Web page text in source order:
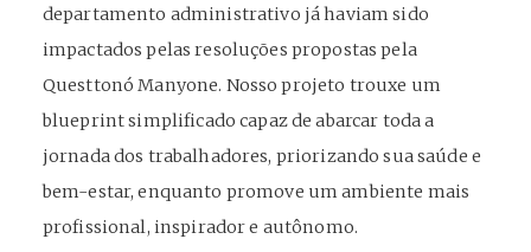
departamento administrativo já haviam sido
impactados pelas resoluções propostas pela
Questtonó Manyone. Nosso projeto trouxe um
blueprint simplificado capaz de abarcar toda a
jornada dos trabalhadores, priorizando sua saúde e
bem-estar, enquanto promove um ambiente mais
profissional, inspirador e autônomo.